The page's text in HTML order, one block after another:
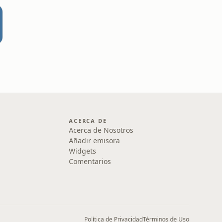
ACERCA DE
Acerca de Nosotros
Añadir emisora
Widgets
Comentarios
Política de PrivacidadTérminos de Uso